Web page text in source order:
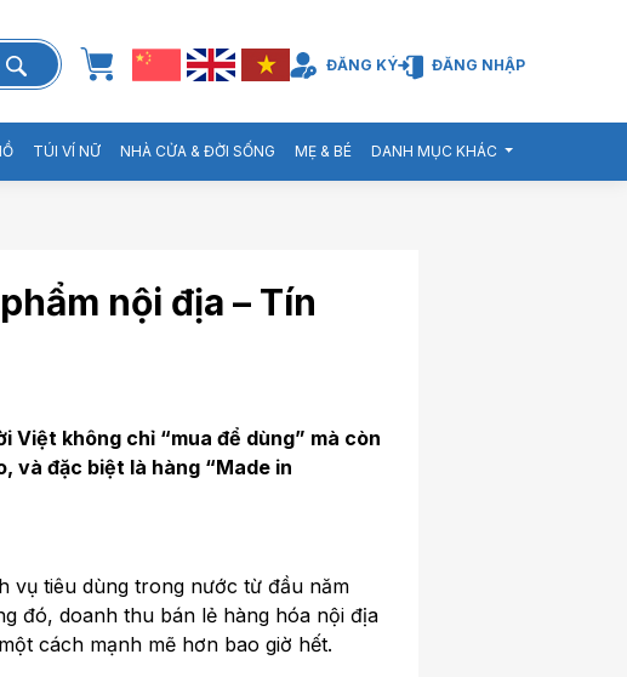
ĐĂNG KÝ ĐĂNG NHẬP
TÚI VÍ NỮ NHÀ CỬA & ĐỜI SỐNG MẸ & BÉ DANH MỤC KHÁC
nội địa – Tín
Việt không chỉ “mua để dùng” mà còn
và đặc biệt là hàng “Made in
vụ tiêu dùng trong nước từ đầu năm
đó, doanh thu bán lẻ hàng hóa nội địa
cách mạnh mẽ hơn bao giờ hết.